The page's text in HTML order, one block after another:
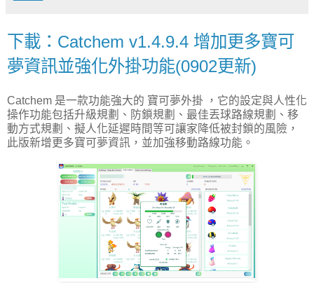
下載：Catchem v1.4.9.4 增加更多寶可
夢資訊並強化外掛功能(0902更新)
Catchem 是一款功能強大的 寶可夢外掛 ，它的設定與人性化
操作功能包括升級規劃、防鎖規劃、最佳丟球路線規劃、移
動方式規劃、擬人化延遲時間等可讓家降低被封鎖的風險，
此版新增更多寶可夢資訊，並加強移動路線功能。